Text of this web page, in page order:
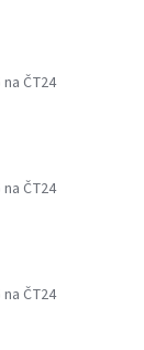
na ČT24
na ČT24
na ČT24